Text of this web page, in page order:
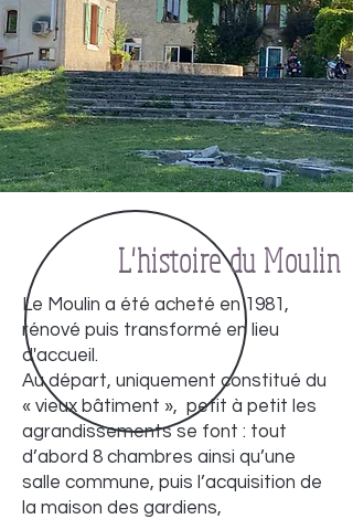
L'histoire du Moulin
Le Moulin a été acheté en 1981,
rénové puis transformé en lieu
d'accueil.
Au départ, uniquement constitué du
« vieux bâtiment », petit à petit les
agrandissements se font : tout
d’abord 8 chambres ainsi qu’une
salle commune, puis l’acquisition de
la maison des gardiens,